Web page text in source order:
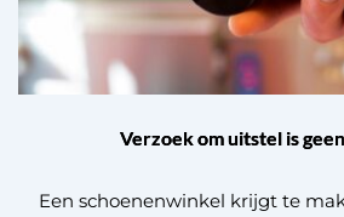
Verzoek om uitstel is
Een schoenenwinkel krijgt te